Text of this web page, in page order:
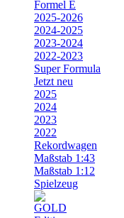
Formel E
2025-2026
2024-2025
2023-2024
2022-2023
Super Formula
Jetzt neu
2025
2024
2023
2022
Rekordwagen
Maßstab 1:43
Maßstab 1:12
Spielzeug